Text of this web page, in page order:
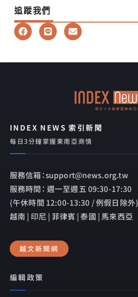
追蹤我們
F
a
b
L
i
E
n
l
INDEX NEWS 索引新聞
每日3分鐘掌握東南亞商情
服務信箱：support@news.org.tw
服務時間： 週一至週五 09:30-17:30
(午休時間 12:00-13:30 / 例假日除外)
越南 | 印尼 | 菲律賓 | 泰國 | 馬來西亞
越文新聞網
編輯政策